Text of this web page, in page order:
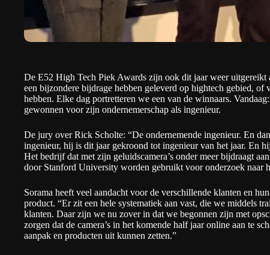
De E52 High Tech Piek Awards zijn ook dit jaar weer uitgereikt
een bijzondere bijdrage hebben geleverd op hightech gebied,
hebben. Elke dag portretteren we een van de winnaars.
gewonnen voor zijn ondernemerschap als ingenieur.
De jury over Rick Scholte: “De ondernemende ingenieur. En
ingenieur, hij is dit jaar gekroond tot ingenieur van het jaar. En
Het bedrijf dat met zijn geluidscamera’s onder meer bijdraagt
door Stanford University worden gebruikt voor onderzoek naar
Sorama heeft veel aandacht voor de verschillende klanten en
product. “Er zit een hele systematiek aan vast, die we middels
klanten. Daar zijn we nu zover in dat we begonnen zijn met
zorgen dat de camera’s in het komende half jaar online aan te
aanpak en producten uit kunnen zetten.”